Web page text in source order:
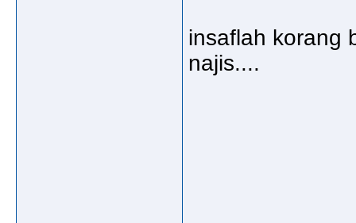
insaflah korang
najis....